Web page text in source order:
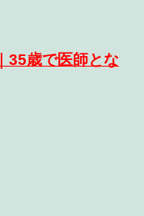
35歳で医師とな